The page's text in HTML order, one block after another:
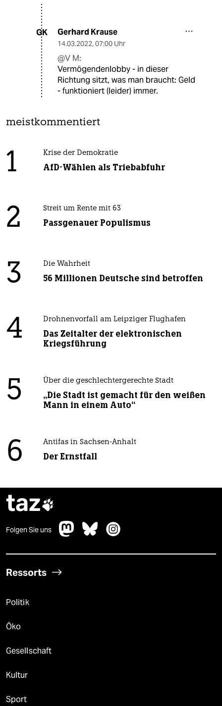
GK Gerhard Krause
14.03.2022, 07:00 Uhr
@V M:
Vermögendenlobby - in dieser
Richtung sitzt, was man braucht: Geld
- funktioniert (leider) immer.
meistkommentiert
1 Krise der Demokratie
AfD-Wählen als Triebabfuhr
2 Streit um Rente mit 63
Passgenauer Populismus
3 Die Wahrheit
56 Millionen Deutsche sind betroffen
4 Drohnenvorfall am Leipziger Flughafen
Das Zeitalter der elektronischen
Kriegsführung
5 Über die geschlechtergerechte Stadt
„Die Stadt ist gemacht für den weißen
Mann in einem Auto“
6 Antifas in Sachsen-Anhalt
Der Ernstfall
taz
Folgen Sie uns
Ressorts
Politik
Öko
Gesellschaft
Kultur
Sport